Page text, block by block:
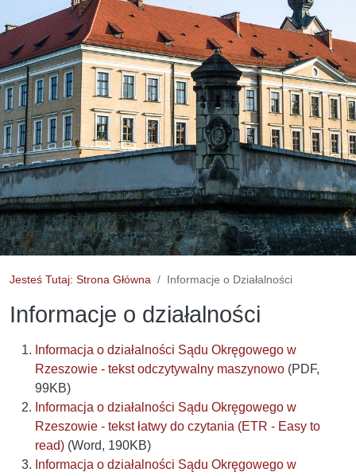
Jesteś Tutaj: Strona Główna Informacje o Działalności
Informacje o działalności
Informacja o działalności Sądu Okręgowego w
Rzeszowie - tekst odczytywalny maszynowo (PDF,
99KB)
Informacja o działalności Sądu Okręgowego w
Rzeszowie - tekst łatwy do czytania (ETR - Easy to
read) (Word, 190KB)
Informacja o działalności Sądu Okręgowego w